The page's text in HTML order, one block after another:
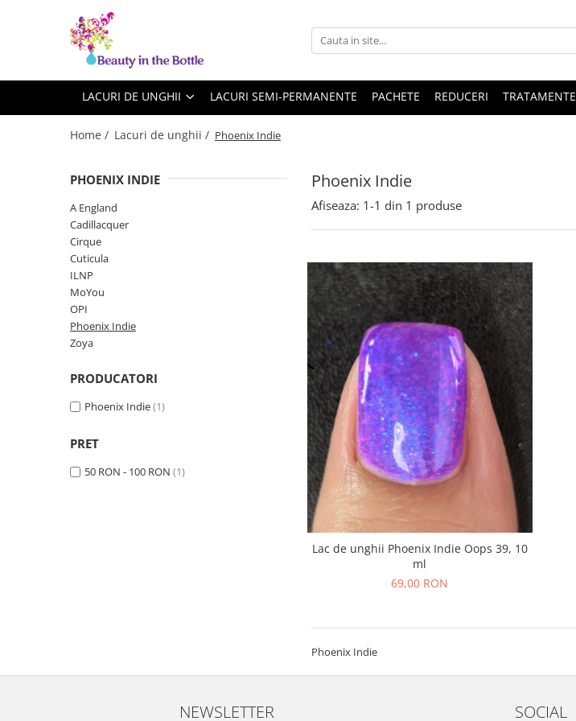
Lacuri de unghii
ILNP
Cadillacquer
Phoenix Indie
Tratamente
Top Coat
LACURI DE UNGHII LACURI SEMI-PERMANENTE PACHETE REDUCERI TRATAMENTE
Home / Lacuri de unghii / Phoenix Indie
Phoenix Indie
PHOENIX INDIE
A England
Cadillacquer
Cirque
Cuticula
ILNP
MoYou
OPI
Phoenix Indie
Zoya
PRODUCATORI
Phoenix Indie(1)
PRET
50 RON - 100 RON (1)
Afiseaza: 1-1 din 1 produse
Lac de unghii Phoenix Indie Oops 39, 10
ml
69,00 RON
Phoenix Indie
NEWSLETTER SOCIAL